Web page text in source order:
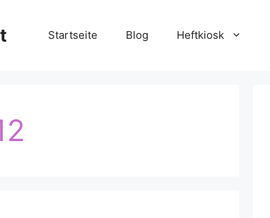
Startseite Blog Heftkiosk